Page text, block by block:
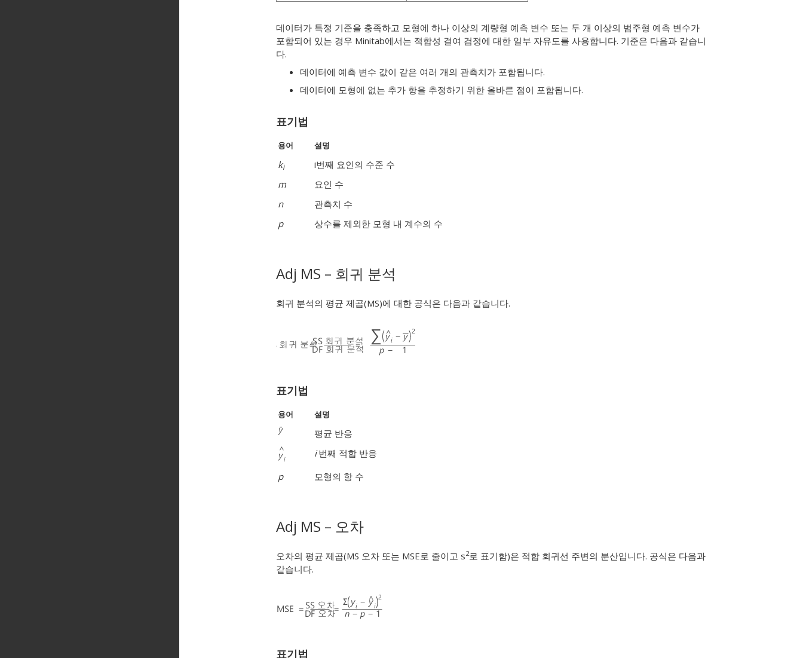
데이터가 특정 기준을 충족하고 모형에 하나 이상의 계량형 예측 변수 또는 두 개 이상의 범주형 예측 변수가
포함되어 있는 경우 Minitab에서는 적합성 결여 검정에 대한 일부 자유도를 사용합니다. 기준은 다음과 같습니
다.
데이터에 예측 변수 값이 같은 여러 개의 관측치가 포함됩니다.
데이터에 모형에 없는 추가 항을 추정하기 위한 올바른 점이 포함됩니다.
표기법
용어 설명
ki i번째 요인의 수준 수
m
요인 수
n
관측치 수
p
상수를 제외한 모형 내 계수의 수
Adj MS – 회귀 분석
회귀 분석의 평균 제곱(MS)에 대한 공식은 다음과 같습니다.
표기법
용어 설명
평균 반응
i 번째 적합 반응
p
모형의 항 수
Adj MS – 오차
오차의 평균 제곱(MS 오차 또는 MSE로 줄이고 s2로 표기함)은 적합 회귀선 주변의 분산입니다. 공식은 다음과
같습니다.
표기법